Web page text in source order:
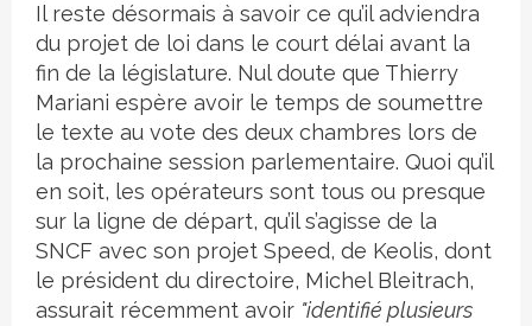
Il reste désormais à savoir ce qu’il adviendra
du projet de loi dans le court délai avant la
fin de la législature. Nul doute que Thierry
Mariani espère avoir le temps de soumettre
le texte au vote des deux chambres lors de
la prochaine session parlementaire. Quoi qu’il
en soit, les opérateurs sont tous ou presque
sur la ligne de départ, qu’il s’agisse de la
SNCF avec son projet Speed, de Keolis, dont
le président du directoire, Michel Bleitrach,
assurait récemment avoir "identifié plusieurs